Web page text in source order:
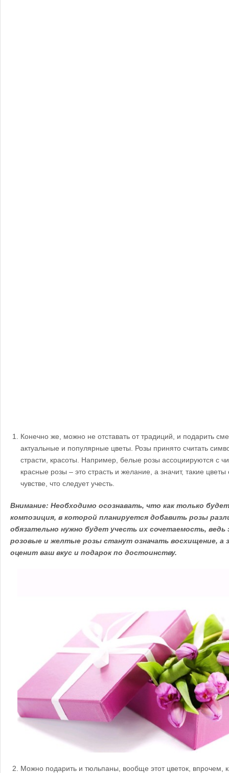
Конечно же, можно не отставать от традиций, и подарить
актуальные и популярные цветы. Розы принято считать
страсти, красоты. Например, белые розы ассоциируются с
красные розы – это страсть и желание, а значит, такие цветы
чувстве, что следует учесть.
Внимание: Необходимо осознавать, что как только
композиция, в которой планируется добавить розы
обязательно нужно будет учесть их сочетаемость,
розовые и желтые розы станут означать восхищение, а
оценит ваш вкус и подарок по достоинству.
Можно подарить и тюльпаны, вообще этот цветок, впрочем,